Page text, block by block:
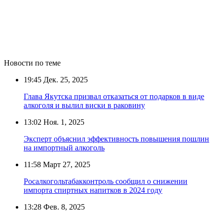
Новости по теме
19:45 Дек. 25, 2025
Глава Якутска призвал отказаться от подарков в виде
алкоголя и вылил виски в раковину
13:02 Ноя. 1, 2025
Эксперт объяснил эффективность повышения пошлин
на импортный алкоголь
11:58 Март 27, 2025
Росалкогольтабакконтроль сообщил о снижении
импорта спиртных напитков в 2024 году
13:28 Фев. 8, 2025